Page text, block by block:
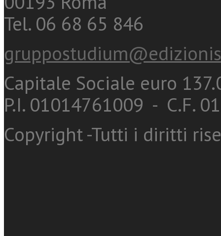
Tel. 06 68 65 846
Capitale Sociale euro
P.I. 01014761009 - C.F.
Copyright -Tutti i diritti